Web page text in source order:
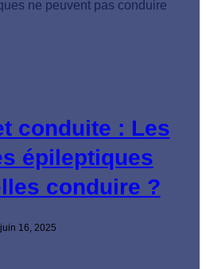
conduite : Les
épileptiques
conduire ?
juin 16, 2025